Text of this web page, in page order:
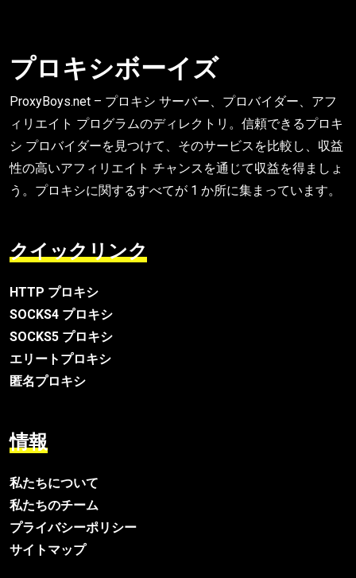
プロキシボーイズ
ProxyBoys.net – プロキシ サーバー、プロバイダー、アフ
ィリエイト プログラムのディレクトリ。信頼できるプロキ
シ プロバイダーを見つけて、そのサービスを比較し、収益
性の高いアフィリエイト チャンスを通じて収益を得ましょ
う。プロキシに関するすべてが 1 か所に集まっています。
クイックリンク
HTTP プロキシ
SOCKS4 プロキシ
SOCKS5 プロキシ
エリートプロキシ
匿名プロキシ
情報
私たちについて
私たちのチーム
プライバシーポリシー
サイトマップ